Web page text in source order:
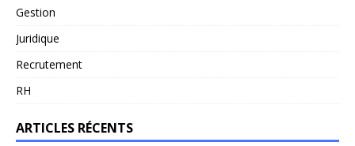
Gestion
Juridique
Recrutement
RH
ARTICLES RÉCENTS